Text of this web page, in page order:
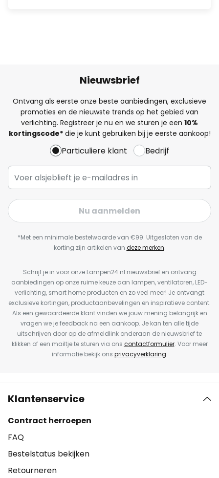
Nieuwsbrief
Ontvang als eerste onze beste aanbiedingen, exclusieve
promoties en de nieuwste trends op het gebied van
verlichting. Registreer je nu en we sturen je een 10%
kortingscode*die je kunt gebruiken bij je eerste aankoop!
Particuliere klant Bedrijf
Nu aanmelden
*Met een minimale bestelwaarde van €99. Uitgesloten van de
korting zijn artikelen van deze merken.
Schrijf je in voor onze Lampen24.nl nieuwsbrief en ontvang
aanbiedingen op onze ruime keuze aan lampen, ventilatoren, LED-
verlichting, smart home producten en zo veel meer! Je ontvangt
exclusieve kortingen, productaanbevelingen en inspiratieve content.
Als een gewaardeerde klant vinden we jouw mening belangrijk en
vragen we je feedback na een aankoop. Je kan ten alle tijde
uitschrijven door op de afmeldlink onderaan de nieuwsbrief te
klikken of een mailtje te sturen via ons contactformulier. Voor meer
informatie bekijk ons privacyverklaring.
Klantenservice
Contract herroepen
FAQ
Bestelstatus bekijken
Retourneren